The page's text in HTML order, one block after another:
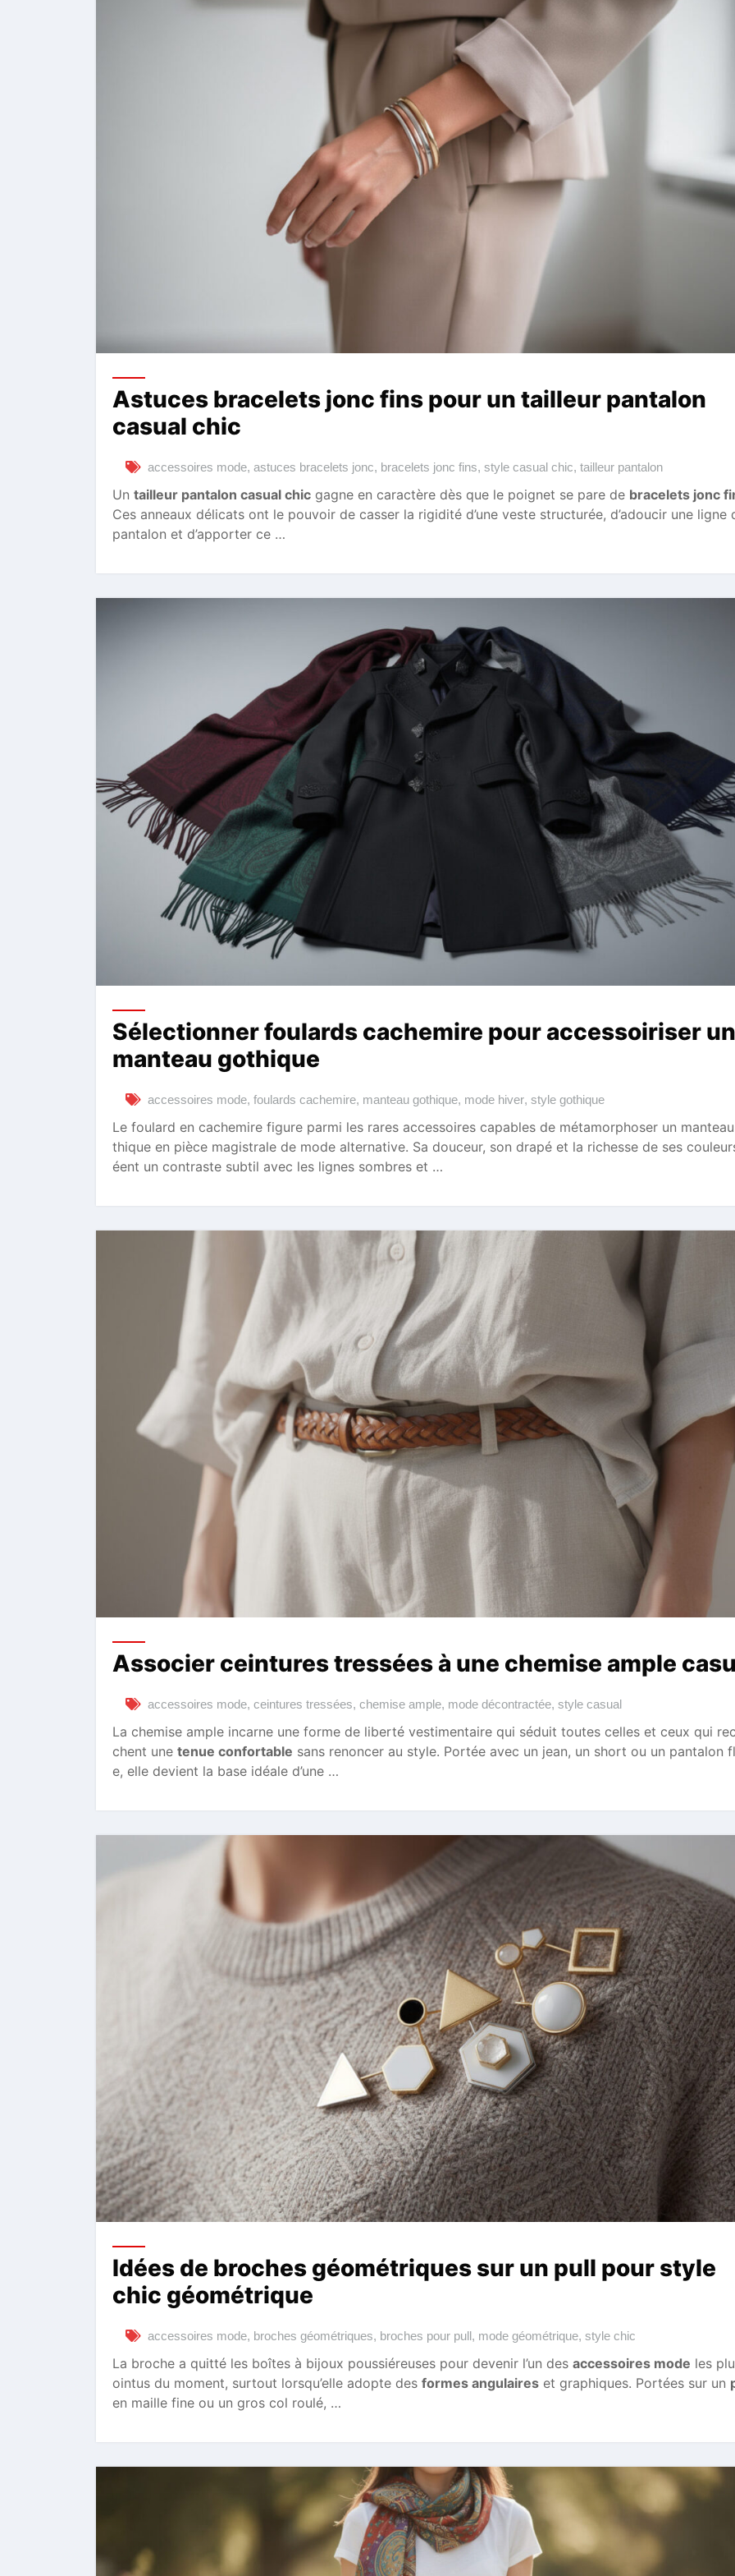
Astuces bracelets jonc fins pour un tailleur pantalon
casual chic
accessoires mode, astuces bracelets jonc, bracelets jonc fins, style casual chic, tailleur pantalon
Un tailleur pantalon casual chic gagne en caractère dès que le poignet se pare de bracelets jonc
Ces anneaux délicats ont le pouvoir de casser la rigidité d’une veste structurée, d’adoucir une ligne
pantalon et d’apporter ce …
Sélectionner foulards cachemire pour accessoiriser un
manteau gothique
accessoires mode, foulards cachemire, manteau gothique, mode hiver, style gothique
Le foulard en cachemire figure parmi les rares accessoires capables de métamorphoser un
thique en pièce magistrale de mode alternative. Sa douceur, son drapé et la richesse de ses
éent un contraste subtil avec les lignes sombres et …
Associer ceintures tressées à une chemise ample
accessoires mode, ceintures tressées, chemise ample, mode décontractée, style casual
La chemise ample incarne une forme de liberté vestimentaire qui séduit toutes celles et ceux qui
chent une tenue confortable sans renoncer au style. Portée avec un jean, un short ou un pantalon
e, elle devient la base idéale d’une …
Idées de broches géométriques sur un pull pour style
chic géométrique
accessoires mode, broches géométriques, broches pour pull, mode géométrique, style chic
La broche a quitté les boîtes à bijoux poussiéreuses pour devenir l’un des accessoires mode les
ointus du moment, surtout lorsqu’elle adopte des formes angulaires et graphiques. Portées sur un
en maille fine ou un gros col roulé, …